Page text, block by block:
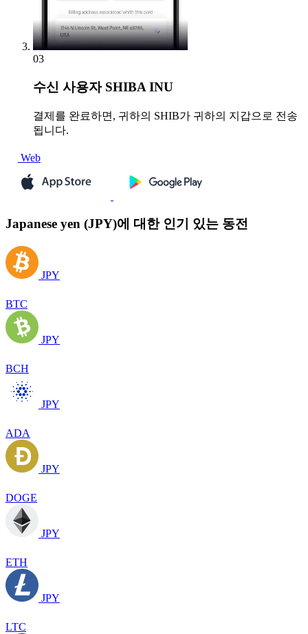
03
수신 사용자 SHIBA INU
결제를 완료하면, 귀하의 SHIB가 귀하의 지갑으로 전송
됩니다.
Web
Japanese yen (JPY)에 대한 인기 있는 동전
JPY
BTC
JPY
BCH
JPY
ADA
JPY
DOGE
JPY
ETH
JPY
LTC